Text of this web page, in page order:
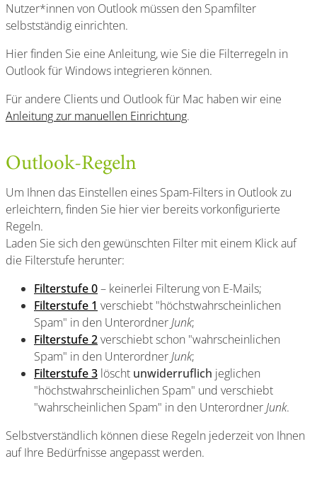
Nutzer*innen von Outlook müssen den Spamfilter
selbstständig einrichten.
Hier finden Sie eine Anleitung, wie Sie die Filterregeln in
Outlook für Windows integrieren können.
Für andere Clients und Outlook für Mac haben wir eine
Anleitung zur manuellen Einrichtung.
Outlook-Regeln
Um Ihnen das Einstellen eines Spam-Filters in Outlook zu
erleichtern, finden Sie hier vier bereits vorkonfigurierte
Regeln.
Laden Sie sich den gewünschten Filter mit einem Klick auf
die Filterstufe herunter:
Filterstufe 0– keinerlei Filterung von E-Mails;
Filterstufe 1 verschiebt "höchstwahrscheinlichen
Spam" in den UnterordnerJunk;
Filterstufe 2verschiebt schon "wahrscheinlichen
Spam" in den UnterordnerJunk;
Filterstufe 3 löscht unwiderruflich jeglichen
"höchstwahrscheinlichen Spam" und verschiebt
"wahrscheinlichen Spam" in den UnterordnerJunk.
Selbstverständlich können diese Regeln jederzeit von Ihnen
auf Ihre Bedürfnisse angepasst werden.